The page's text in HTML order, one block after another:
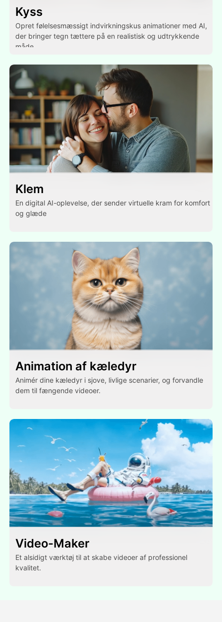
Kyss
Opret følelsesmæssigt indvirkningskus animationer med AI,
der bringer tegn tættere på en realistisk og udtrykkende
måde.
Klem
En digital AI-oplevelse, der sender virtuelle kram for komfort
og glæde
Animation af kæledyr
Animér dine kæledyr i sjove, livlige scenarier, og forvandle
dem til fængende videoer.
Video-Maker
Et alsidigt værktøj til at skabe videoer af professionel
kvalitet.